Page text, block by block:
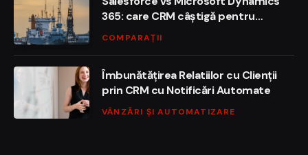
365: care CRM câștigă pentru
companiile enterprise?
COMPARAȚII
Îmbunătățirea Relatiilor cu Clienții
prin CRM cu Notificări Automate
VÂNZĂRI ȘI AUTOMATIZARE